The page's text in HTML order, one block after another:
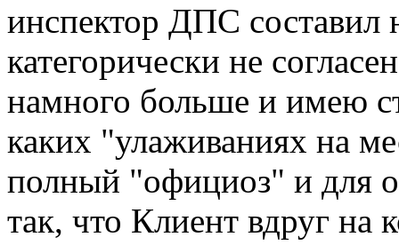
инспектор ДПС
категорически не
намного больше и имею
каких "улаживаниях на
полный "официоз" и для
так, что Клиент вдруг на